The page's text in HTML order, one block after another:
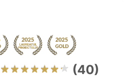
(40)